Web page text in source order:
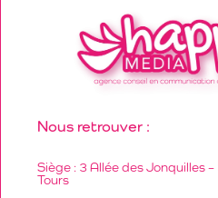
Nous retrouver :
Siège : 3 Allée des Jonquilles
Tours